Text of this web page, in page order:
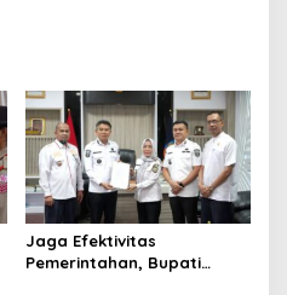
Jaga Efektivitas
Pemerintahan, Bupati